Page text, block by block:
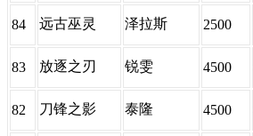
84 远古巫灵 泽拉斯 2500
83 放逐之刃 锐雯 4500
82 刀锋之影 泰隆 4500